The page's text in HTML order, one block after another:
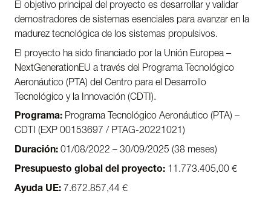
El objetivo principal del proyecto es desarrollar y validar
demostradores de sistemas esenciales para avanzar en la
madurez tecnológica de los sistemas propulsivos.
El proyecto ha sido financiado por la Unión Europea –
NextGenerationEU a través del Programa Tecnológico
Aeronáutico (PTA) del Centro para el Desarrollo
Tecnológico y la Innovación (CDTI).
Programa: Programa Tecnológico Aeronáutico (PTA) –
CDTI (EXP 00153697 / PTAG-20221021)
Duración: 01/08/2022 – 30/09/2025 (38 meses)
Presupuesto global del proyecto: 11.773.405,00 €
Ayuda UE: 7.672.857,44 €